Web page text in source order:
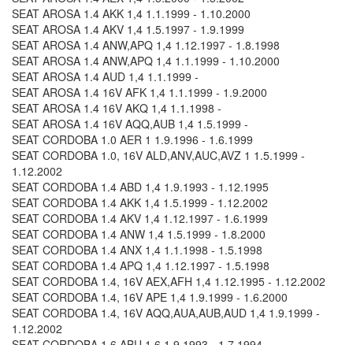
SEAT AROSA 1.4 AKK 1,4 1.1.1999 - 1.10.2000
SEAT AROSA 1.4 AKV 1,4 1.5.1997 - 1.9.1999
SEAT AROSA 1.4 ANW,APQ 1,4 1.12.1997 - 1.8.1998
SEAT AROSA 1.4 ANW,APQ 1,4 1.1.1999 - 1.10.2000
SEAT AROSA 1.4 AUD 1,4 1.1.1999 -
SEAT AROSA 1.4 16V AFK 1,4 1.1.1999 - 1.9.2000
SEAT AROSA 1.4 16V AKQ 1,4 1.1.1998 -
SEAT AROSA 1.4 16V AQQ,AUB 1,4 1.5.1999 -
SEAT CORDOBA 1.0 AER 1 1.9.1996 - 1.6.1999
SEAT CORDOBA 1.0, 16V ALD,ANV,AUC,AVZ 1 1.5.1999 -
1.12.2002
SEAT CORDOBA 1.4 ABD 1,4 1.9.1993 - 1.12.1995
SEAT CORDOBA 1.4 AKK 1,4 1.5.1999 - 1.12.2002
SEAT CORDOBA 1.4 AKV 1,4 1.12.1997 - 1.6.1999
SEAT CORDOBA 1.4 ANW 1,4 1.5.1999 - 1.8.2000
SEAT CORDOBA 1.4 ANX 1,4 1.1.1998 - 1.5.1998
SEAT CORDOBA 1.4 APQ 1,4 1.12.1997 - 1.5.1998
SEAT CORDOBA 1.4, 16V AEX,AFH 1,4 1.12.1995 - 1.12.2002
SEAT CORDOBA 1.4, 16V APE 1,4 1.9.1999 - 1.6.2000
SEAT CORDOBA 1.4, 16V AQQ,AUA,AUB,AUD 1,4 1.9.1999 -
1.12.2002